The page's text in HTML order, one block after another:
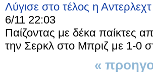
Λύγισε στο τέλος η Αντερλεχτ
6/11 22:03
Παίζοντας με δέκα παίκτες
την Σερκλ στο Μπριζ με 1-0
«